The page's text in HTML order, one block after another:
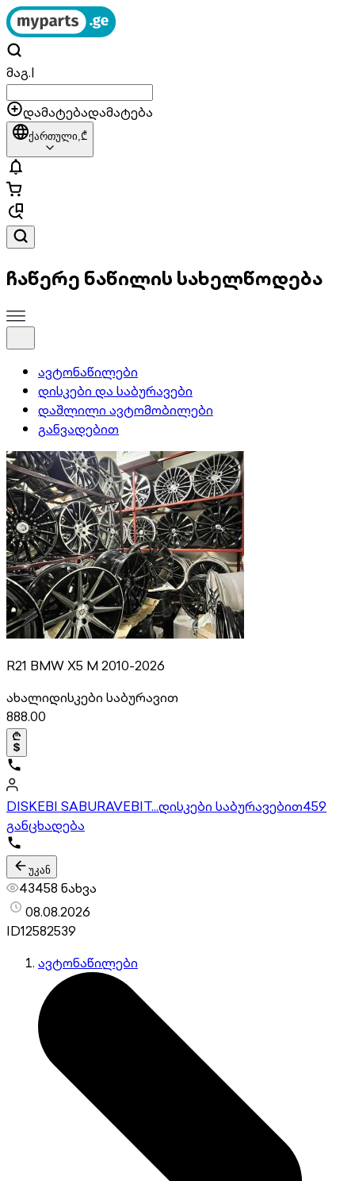
მაგ.|
დამატებადამატება
ქართული,₾
ჩაწერე ნაწილის სახელწოდება
ავტონაწილები
დისკები და საბურავები
დაშლილი ავტომობილები
განვადებით
R21 BMW X5 M 2010-2026
ახალიდისკები საბურავით
888.00
DISKEBI SABURAVEBIT...დისკები საბურავებით459
განცხადება
უკან
43458 ნახვა
08.08.2026
ID12582539
ავტონაწილები